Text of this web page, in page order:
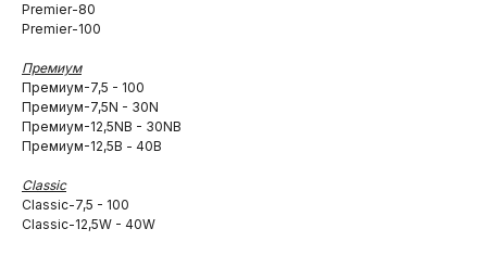
Premier-80
Premier-100
Премиум
Премиум-7,5 - 100
Премиум-7,5N - 30N
Премиум-12,5NB - 30NB
Премиум-12,5В - 40B
Classic
Classic-7,5 - 100
Classic-12,5W - 40W